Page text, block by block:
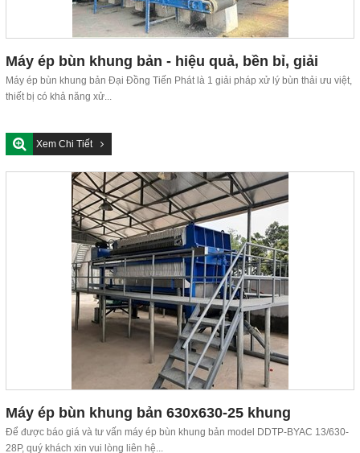
Máy ép bùn khung bản - hiệu quả, bền bỉ, giải
pháp xử lý bùn ưu việt
Máy ép bùn khung bản Đại Đồng Tiến Phát là 1 giải pháp xử lý bùn thải ưu việt,
thiết bị có khả năng xử...
Xem Chi Tiết
Máy ép bùn khung bản 630x630-25 khung
Để được báo giá và tư vấn máy ép bùn khung bản model DDTP-BYAC 13/630-
28P, quý khách xin vui lòng liên hệ...